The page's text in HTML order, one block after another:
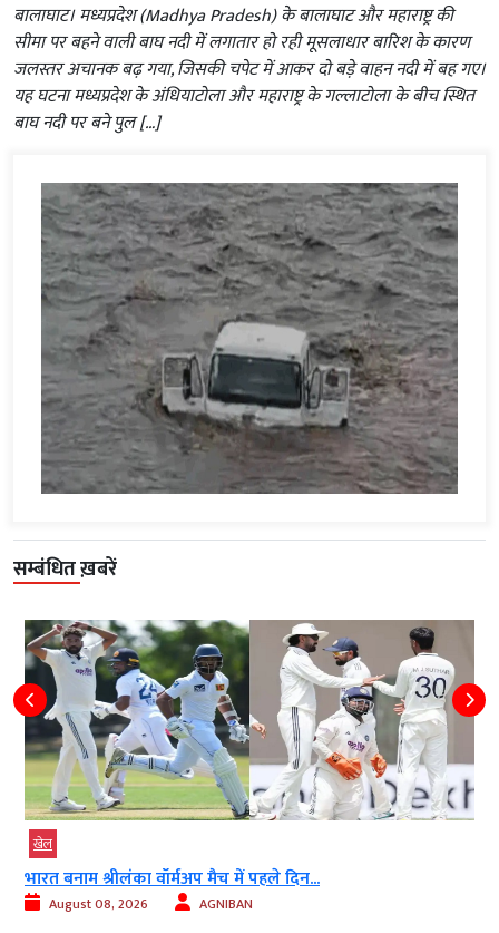
बालाघाट। मध्यप्रदेश (Madhya Pradesh) के बालाघाट और महाराष्ट्र की
सीमा पर बहने वाली बाघ नदी में लगातार हो रही मूसलाधार बारिश के कारण
जलस्तर अचानक बढ़ गया, जिसकी चपेट में आकर दो बड़े वाहन नदी में बह गए।
यह घटना मध्यप्रदेश के अंधियाटोला और महाराष्ट्र के गल्लाटोला के बीच स्थित
बाघ नदी पर बने पुल […]
सम्बंधित ख़बरें
खेल
भारत बनाम श्रीलंका वॉर्मअप मैच में पहले दिन...
August 08, 2026 AGNIBAN